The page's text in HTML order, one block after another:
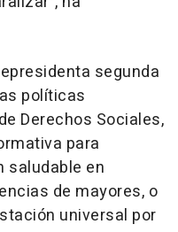
segunda
políticas
Derechos Sociales,
para
saludable en
de mayores, o
universal por